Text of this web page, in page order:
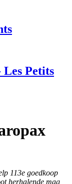
Les Petits
113e goedkoop
herhalende mag